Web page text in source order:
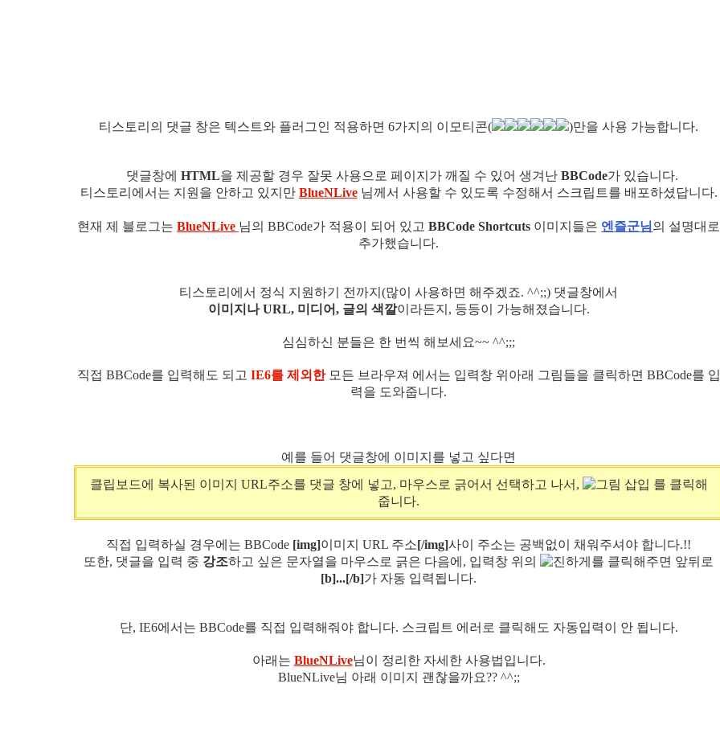
티스토리의 댓글 창은 텍스트와 플러그인 적용하면 6가지의 이모티콘( )만을 사용 가능합니다.
댓글창에 HTML을 제공할 경우 잘못 사용으로 페이지가 깨질 수 있어 생겨난 BBCode가 있습니다.
티스토리에서는 지원을 안하고 있지만 BlueNLive님께서 사용할 수 있도록 수정해서 스크립트를 배포하셨답니다.
현재 제 블로그는BlueNLive 님의 BBCode가 적용이 되어 있고BBCode Shortcuts 이미지들은 엔즐군님의 설명대로
추가했습니다.
티스토리에서 정식 지원하기 전까지(많이 사용하면 해주겠죠. ^^;;) 댓글창에서
이미지나 URL, 미디어, 글의 색깔이라든지, 등등이 가능해졌습니다.
심심하신 분들은 한 번씩 해보세요~~ ^^;;;
직접 BBCode를 입력해도 되고 IE6를 제외한 모든 브라우져 에서는 입력창 위아래 그림들을 클릭하면 BBCode를 입
력을 도와줍니다.
예를 들어 댓글창에 이미지를 넣고 싶다면
클립보드에 복사된 이미지 URL주소를 댓글 창에 넣고, 마우스로 긁어서 선택하고 나서,
를 클릭해
줍니다.
직접 입력하실 경우에는 BBCode [img]이미지 URL 주소[/img]사이 주소는 공백없이 채워주셔야 합니다.!!
또한, 댓글을 입력 중 강조하고 싶은 문자열을 마우스로 긁은 다음에, 입력창 위의
를 클릭해주면 앞뒤로
[b]...[/b]가 자동 입력됩니다.
단, IE6에서는 BBCode를 직접 입력해줘야 합니다. 스크립트 에러로 클릭해도 자동입력이 안 됩니다.
아래는 BlueNLive님이 정리한 자세한 사용법입니다.
BlueNLive님 아래 이미지 괜찮을까요?? ^^;;